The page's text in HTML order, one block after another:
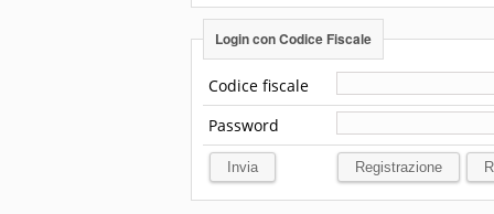
Login con Codice Fiscale
Codice fiscale
Password